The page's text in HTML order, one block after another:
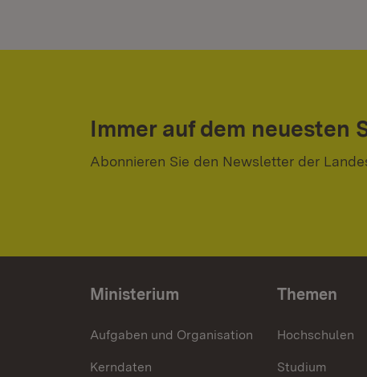
Immer auf dem neuesten
Abonnieren Sie den Newsletter der
Ministerium
Aufgaben und Organisation
Kerndaten
Themen
Hochschulen
Studium